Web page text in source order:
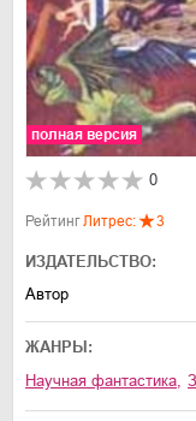
полная версия
0
РейтингЛитрес: 3
ИЗДАТЕЛЬСТВО:
Автор
ЖАНРЫ:
научная фантастика